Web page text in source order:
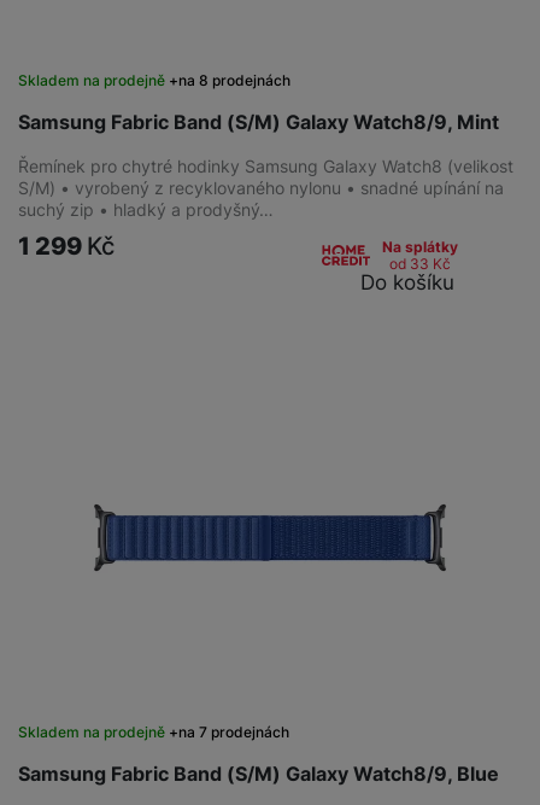
Samsung Fabric Band (S/M) Galaxy Watch8/9, Mint
Skladem na prodejně na 8 prodejnách
Řemínek pro chytré hodinky Samsung Galaxy Watch8 (velikost
S/M) • vyrobený z recyklovaného nylonu • snadné upínání na
suchý zip • hladký a prodyšný…
1 299 Kč
Na splátky
od 33 Kč
Do košíku
Samsung Fabric Band (S/M) Galaxy Watch8/9, Blue
Skladem na prodejně na 7 prodejnách